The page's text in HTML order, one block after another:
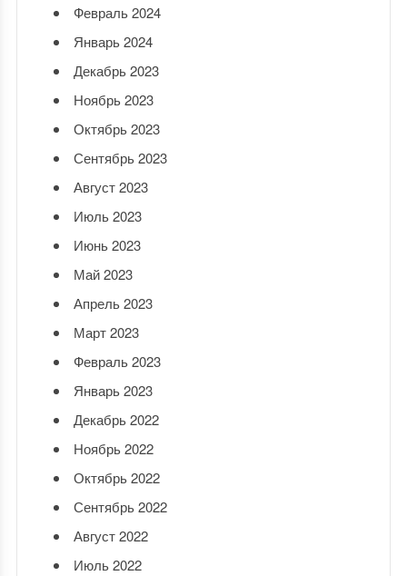
Февраль 2024
Январь 2024
Декабрь 2023
Ноябрь 2023
Октябрь 2023
Сентябрь 2023
Август 2023
Июль 2023
Июнь 2023
Май 2023
Апрель 2023
Март 2023
Февраль 2023
Январь 2023
Декабрь 2022
Ноябрь 2022
Октябрь 2022
Сентябрь 2022
Август 2022
Июль 2022